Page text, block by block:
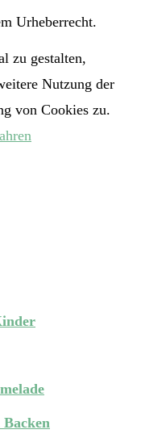
Urheberrecht.
zu gestalten,
Nutzung der
von Cookies zu.
Backen